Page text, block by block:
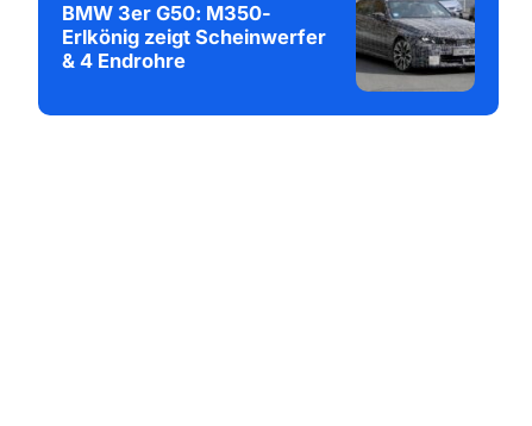
BMW 3er G50: M350-
Erlkönig zeigt Scheinwerfer
& 4 Endrohre